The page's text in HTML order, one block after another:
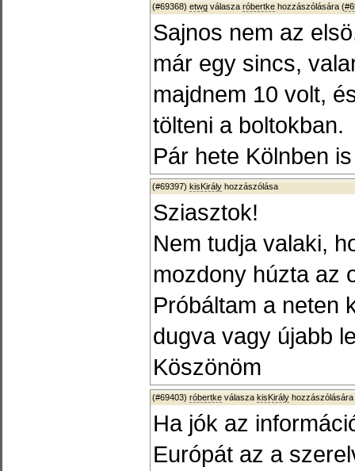
(#69368) etwg válasza róbertke hozzászólására (
Sajnos nem az
már egy sincs,
majdnem 10 volt,
tölteni a boltokban.
Pár hete Kölnben
(#69397) kisKirály hozzászólása
Sziasztok!
Nem tudja valaki,
mozdony húzta az
Próbáltam a neten
dugva vagy újabb
Köszönöm
(#69403) róbertke válasza kisKirály hozzászólására
Ha jók az
Európát az a